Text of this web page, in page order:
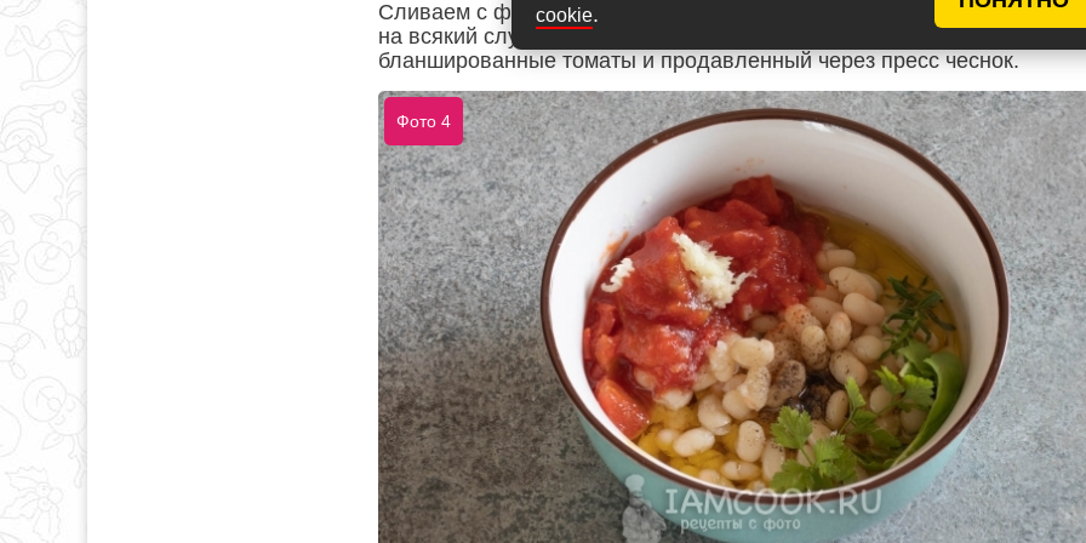
cookie.
Сливаем с фасоли жидкость (оставив про запас небольшое
на всякий случай), добавляем растительное масло, приправы,
бланшированные томаты и продавленный через пресс чеснок.
Фото 4